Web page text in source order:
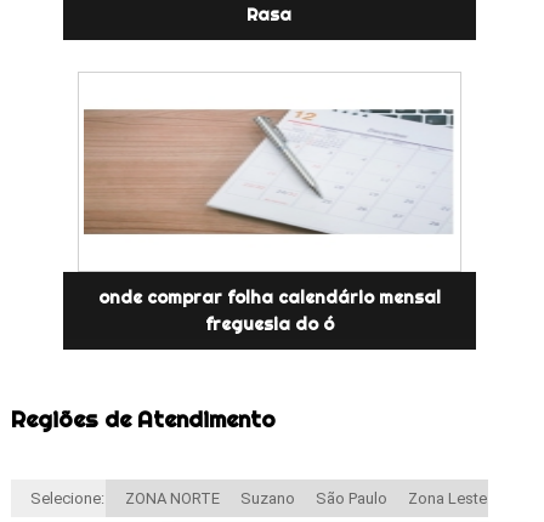
Rasa
onde comprar folha calendário mensal
freguesia do ó
Regiões de Atendimento
Selecione: ZONA NORTE Suzano São Paulo Zona Leste